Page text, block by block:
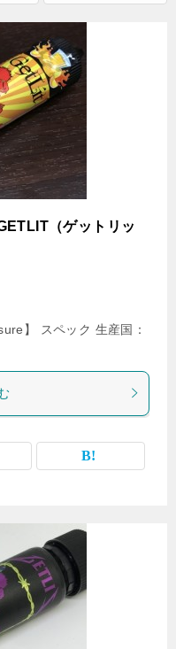
（ゲットリッ
】 スペック 生産国：